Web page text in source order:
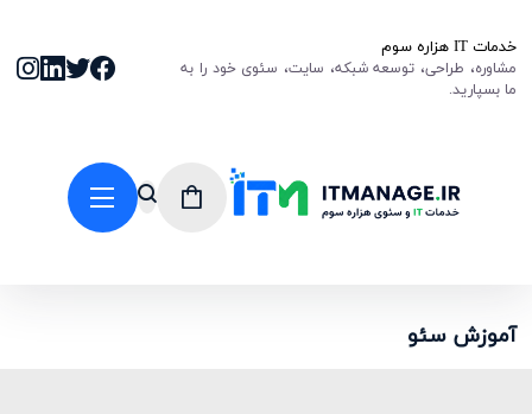
خدمات IT هزاره سوم
مشاوره، طراحی، توسعه شبکه، سایت، سئوی خود را به
ما بسپارید.
آموزش سئو